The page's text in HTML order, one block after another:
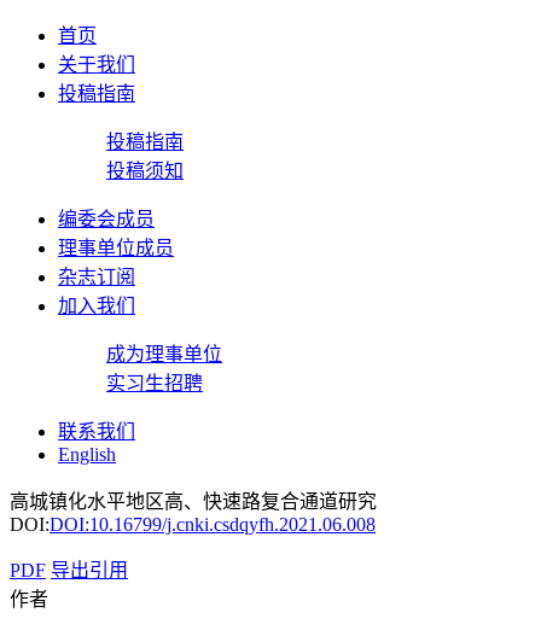
首页
关于我们
投稿指南
投稿指南
投稿须知
编委会成员
理事单位成员
杂志订阅
加入我们
成为理事单位
实习生招聘
联系我们
English
高城镇化水平地区高、快速路复合通道研究
DOI:DOI:10.16799/j.cnki.csdqyfh.2021.06.008
PDF 导出引用
作者